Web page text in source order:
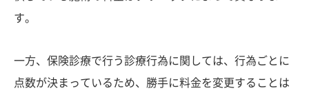
す。
一方、保険診療で行う診療行為に関しては、行為ごとに
点数が決まっているため、勝手に料金を変更することは